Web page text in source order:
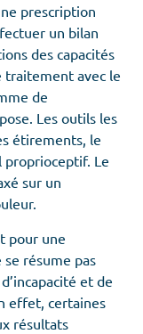
prescription
un bilan
des capacités
traitement avec le
de
Les outils les
étirements, le
Le
sur un
pour une
résume pas
et de
effet, certaines
résultats